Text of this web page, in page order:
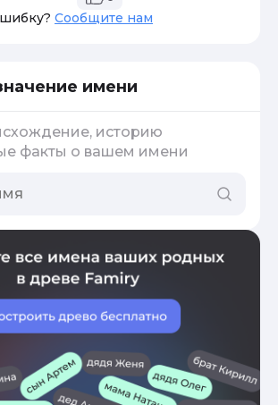
Сообщите нам
имени
историю
факты о вашем имени